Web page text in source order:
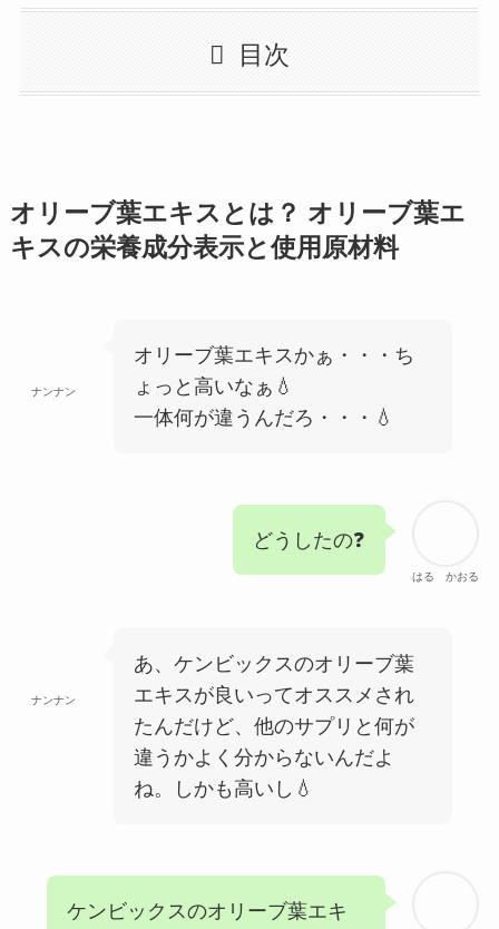
目次
オリーブ葉エキスとは？ オリーブ葉エ
キスの栄養成分表示と使用原材料
ナンナン
オリーブ葉エキスかぁ・・・ち
ょっと高いなぁ💧
一体何が違うんだろ・・・💧
はる かおる
どうしたの❓
ナンナン
あ、ケンビックスのオリーブ葉
エキスが良いってオススメされ
たんだけど、他のサプリと何が
違うかよく分からないんだよ
ね。しかも高いし💧
ケンビックスのオリーブ葉エキ